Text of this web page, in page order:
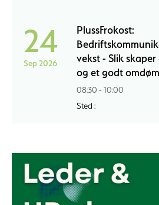
24
Sep 2026
PlussFrokost:
vekst - Slik
og et godt
08:30 - 10:00
Sted :